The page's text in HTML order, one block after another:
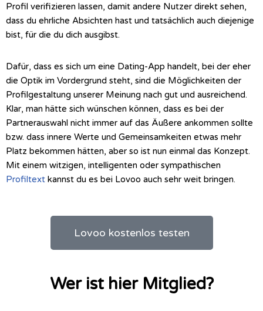
Profil verifizieren lassen, damit andere Nutzer direkt sehen,
dass du ehrliche Absichten hast und tatsächlich auch diejenige
bist, für die du dich ausgibst.
Dafür, dass es sich um eine Dating-App handelt, bei der eher
die Optik im Vordergrund steht, sind die Möglichkeiten der
Profilgestaltung unserer Meinung nach gut und ausreichend.
Klar, man hätte sich wünschen können, dass es bei der
Partnerauswahl nicht immer auf das Äußere ankommen sollte
bzw. dass innere Werte und Gemeinsamkeiten etwas mehr
Platz bekommen hätten, aber so ist nun einmal das Konzept.
Mit einem witzigen, intelligenten oder sympathischen
Profiltext kannst du es bei Lovoo auch sehr weit bringen.
Lovoo kostenlos testen
Wer ist hier Mitglied?